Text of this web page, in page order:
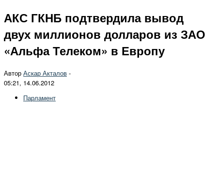
АКС ГКНБ подтвердила вывод
двух миллионов долларов из ЗАО
«Альфа Телеком» в Европу
Автор Аскар Акталов -
05:21, 14.06.2012
Парламент